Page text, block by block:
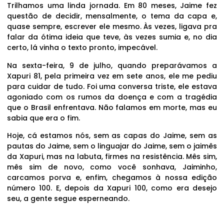
Trilhamos uma linda jornada. Em 80 meses, Jaime fez
questão de decidir, mensalmente, o tema da capa e,
quase sempre, escrever ele mesmo. Às vezes, ligava pra
falar da ótima ideia que teve, às vezes sumia e, no dia
certo, lá vinha o texto pronto, impecável.
Na sexta-feira, 9 de julho, quando preparávamos a
Xapuri 81, pela primeira vez em sete anos, ele me pediu
para cuidar de tudo. Foi uma conversa triste, ele estava
agoniado com os rumos da doença e com a tragédia
que o Brasil enfrentava. Não falamos em morte, mas eu
sabia que era o fim.
Hoje, cá estamos nós, sem as capas do Jaime, sem as
pautas do Jaime, sem o linguajar do Jaime, sem o jaimês
da Xapuri, mas na labuta, firmes na resistência. Mês sim,
mês sim de novo, como você sonhava, Jaiminho,
carcamos porva e, enfim, chegamos à nossa edição
número 100. E, depois da Xapuri 100, como era desejo
seu, a gente segue esperneando.